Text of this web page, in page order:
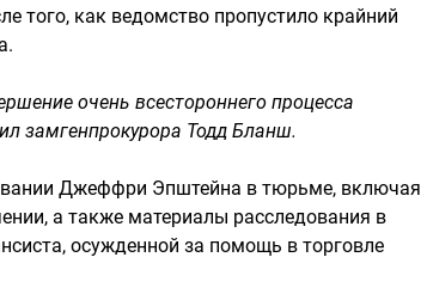
того, как ведомство пропустило крайний
очень всестороннего процесса
замгенпрокурора Тодд Бланш.
Джеффри Эпштейна в тюрьме, включая
а также материалы расследования в
осужденной за помощь в торговле